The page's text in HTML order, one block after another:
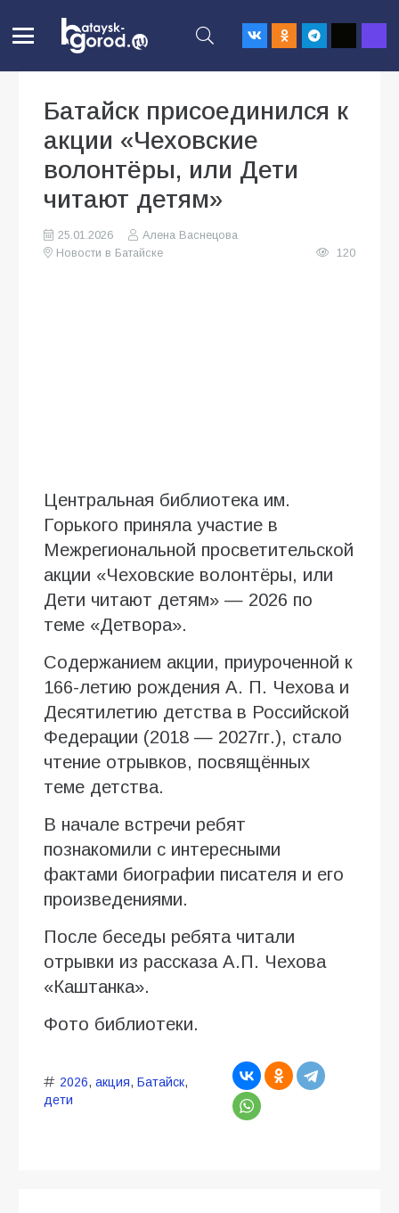
Батайск присоединился к
акции «Чеховские
волонтёры, или Дети
читают детям»
25.01.2026
Алена Васнецова
Новости в Батайске
120
Центральная библиотека им.
Горького приняла участие в
Межрегиональной просветительской
акции «Чеховские волонтёры, или
Дети читают детям» — 2026 по
теме «Детвора».
Содержанием акции, приуроченной к
166-летию рождения А. П. Чехова и
Десятилетию детства в Российской
Федерации (2018 — 2027гг.), стало
чтение отрывков, посвящённых
теме детства.
В начале встречи ребят
познакомили с интересными
фактами биографии писателя и его
произведениями.
После беседы ребята читали
отрывки из рассказа А.П. Чехова
«Каштанка».
Фото библиотеки.
2026, акция, Батайск,
дети